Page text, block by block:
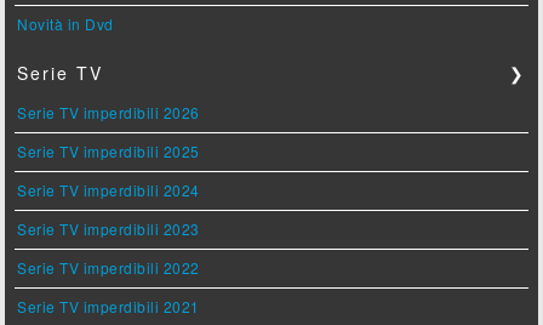
Novità in Dvd
Serie TV ❯
Serie TV imperdibili 2026
Serie TV imperdibili 2025
Serie TV imperdibili 2024
Serie TV imperdibili 2023
Serie TV imperdibili 2022
Serie TV imperdibili 2021